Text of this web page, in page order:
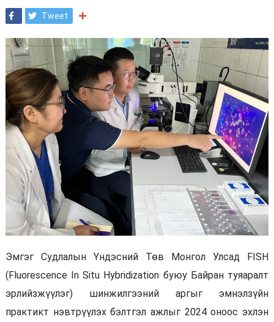
Tweet
Эмгэг Судлалын Үндэсний Төв Монгол Улсад FISH
(Fluorescence In Situ Hybridization буюу Байран туяаралт
эрлийзжүүлэг) шинжилгээний аргыг эмнэлзүйн
практикт нэвтрүүлэх бэлтгэл ажлыг 2024 оноос эхлэн